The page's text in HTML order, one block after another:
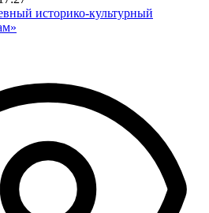
историко-культурный